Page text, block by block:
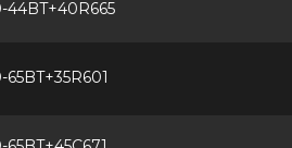
44BT+40R665